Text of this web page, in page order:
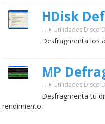
HDisk
... Utilidades Disco
Desfragmenta los
MP
... Utilidades Disco
Desfragmenta tu
rendimiento.